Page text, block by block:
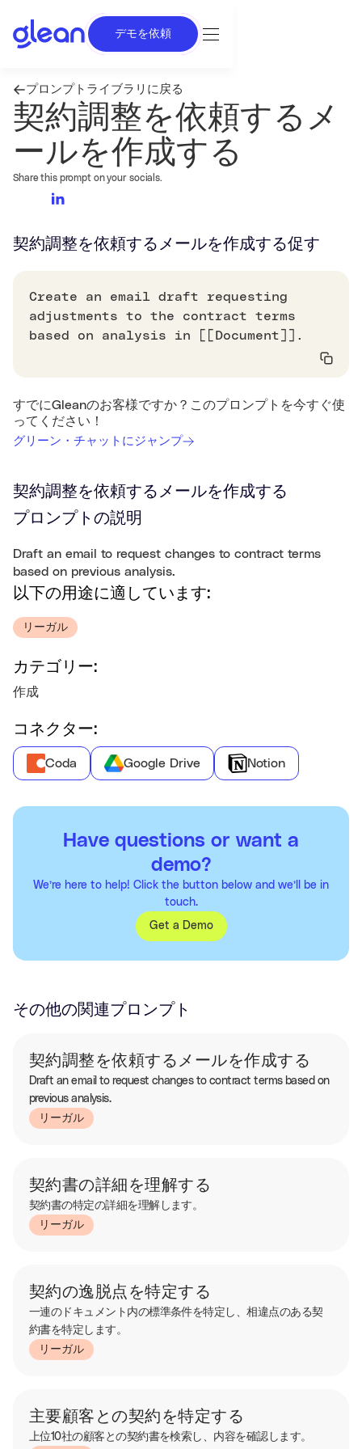
デモを依頼
プロンプトライブラリに戻る
契約調整を依頼するメ
ールを作成する
Share this prompt on your socials.
契約調整を依頼するメールを作成する促す
Create an email draft requesting
adjustments to the contract terms
based on analysis in [[Document]].
すでにGleanのお客様ですか？このプロンプトを今すぐ使
ってください！
グリーン・チャットにジャンプ
契約調整を依頼するメールを作成する
プロンプトの説明
Draft an email to request changes to contract terms
based on previous analysis.
以下の用途に適しています:
リーガル
カテゴリー:
作成
コネクター:
Coda Google Drive Notion
Have questions or want a
demo?
We’re here to help! Click the button below and we’ll be in
touch.
Get a Demo
その他の関連プロンプト
契約調整を依頼するメールを作成する
Draft an email to request changes to contract terms based on
previous analysis.
リーガル
契約書の詳細を理解する
契約書の特定の詳細を理解します。
リーガル
契約の逸脱点を特定する
一連のドキュメント内の標準条件を特定し、相違点のある契
約書を特定します。
リーガル
主要顧客との契約を特定する
上位10社の顧客との契約書を検索し、内容を確認します。